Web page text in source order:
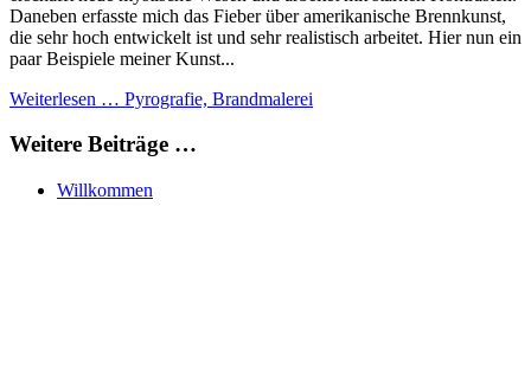
Daneben erfasste mich das Fieber über amerikanische Brennkunst,
die sehr hoch entwickelt ist und sehr realistisch arbeitet. Hier nun ein
paar Beispiele meiner Kunst...
Weiterlesen … Pyrografie, Brandmalerei
Weitere Beiträge …
Willkommen